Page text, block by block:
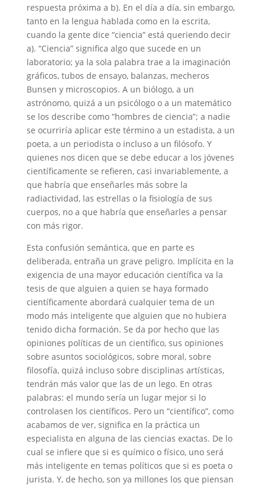
respuesta próxima a b). En el día a día, sin embargo,
tanto en la lengua hablada como en la escrita,
cuando la gente dice “ciencia” está queriendo decir
a). “Ciencia” significa algo que sucede en un
laboratorio; ya la sola palabra trae a la imaginación
gráficos, tubos de ensayo, balanzas, mecheros
Bunsen y microscopios. A un biólogo, a un
astrónomo, quizá a un psicólogo o a un matemático
se los describe como “hombres de ciencia”; a nadie
se ocurriría aplicar este término a un estadista, a un
poeta, a un periodista o incluso a un filósofo. Y
quienes nos dicen que se debe educar a los jóvenes
científicamente se refieren, casi invariablemente, a
que habría que enseñarles más sobre la
radiactividad, las estrellas o la fisiología de sus
cuerpos, no a que habría que enseñarles a pensar
con más rigor.
Esta confusión semántica, que en parte es
deliberada, entraña un grave peligro. Implícita en la
exigencia de una mayor educación científica va la
tesis de que alguien a quien se haya formado
científicamente abordará cualquier tema de un
modo más inteligente que alguien que no hubiera
tenido dicha formación. Se da por hecho que las
opiniones políticas de un científico, sus opiniones
sobre asuntos sociológicos, sobre moral, sobre
filosofía, quizá incluso sobre disciplinas artísticas,
tendrán más valor que las de un lego. En otras
palabras: el mundo sería un lugar mejor si lo
controlasen los científicos. Pero un “científico”, como
acabamos de ver, significa en la práctica un
especialista en alguna de las ciencias exactas. De lo
cual se infiere que si es químico o físico, uno será
más inteligente en temas políticos que si es poeta o
jurista. Y, de hecho, son ya millones los que piensan